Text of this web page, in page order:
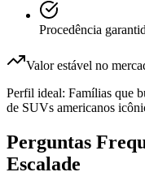
Procedência
Valor estável no
Perfil ideal: Famílias que
de SUVs americanos
Perguntas
Escalade